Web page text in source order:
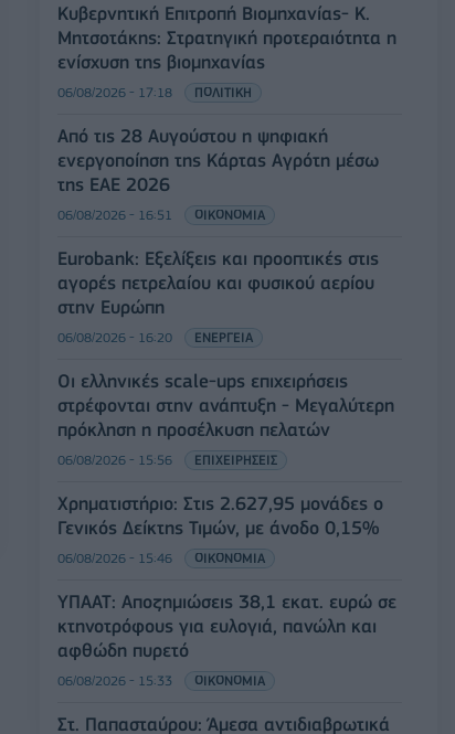
Κυβερνητική Επιτροπή Βιομηχανίας- Κ.
Μητσοτάκης: Στρατηγική προτεραιότητα η
ενίσχυση της βιομηχανίας
06/08/2026 - 17:18 ΠΟΛΙΤΙΚΗ
Από τις 28 Αυγούστου η ψηφιακή
ενεργοποίηση της Κάρτας Αγρότη μέσω
της ΕΑΕ 2026
06/08/2026 - 16:51 ΟΙΚΟΝΟΜΙΑ
Eurobank: Εξελίξεις και προοπτικές στις
αγορές πετρελαίου και φυσικού αερίου
στην Ευρώπη
06/08/2026 - 16:20 ΕΝΕΡΓΕΙΑ
Οι ελληνικές scale-ups επιχειρήσεις
στρέφονται στην ανάπτυξη - Μεγαλύτερη
πρόκληση η προσέλκυση πελατών
06/08/2026 - 15:56 ΕΠΙΧΕΙΡΗΣΕΙΣ
Χρηματιστήριο: Στις 2.627,95 μονάδες ο
Γενικός Δείκτης Τιμών, με άνοδο 0,15%
06/08/2026 - 15:46 ΟΙΚΟΝΟΜΙΑ
ΥΠΑΑΤ: Αποζημιώσεις 38,1 εκατ. ευρώ σε
κτηνοτρόφους για ευλογιά, πανώλη και
αφθώδη πυρετό
06/08/2026 - 15:33 ΟΙΚΟΝΟΜΙΑ
Στ. Παπασταύρου: Άμεσα αντιδιαβρωτικά